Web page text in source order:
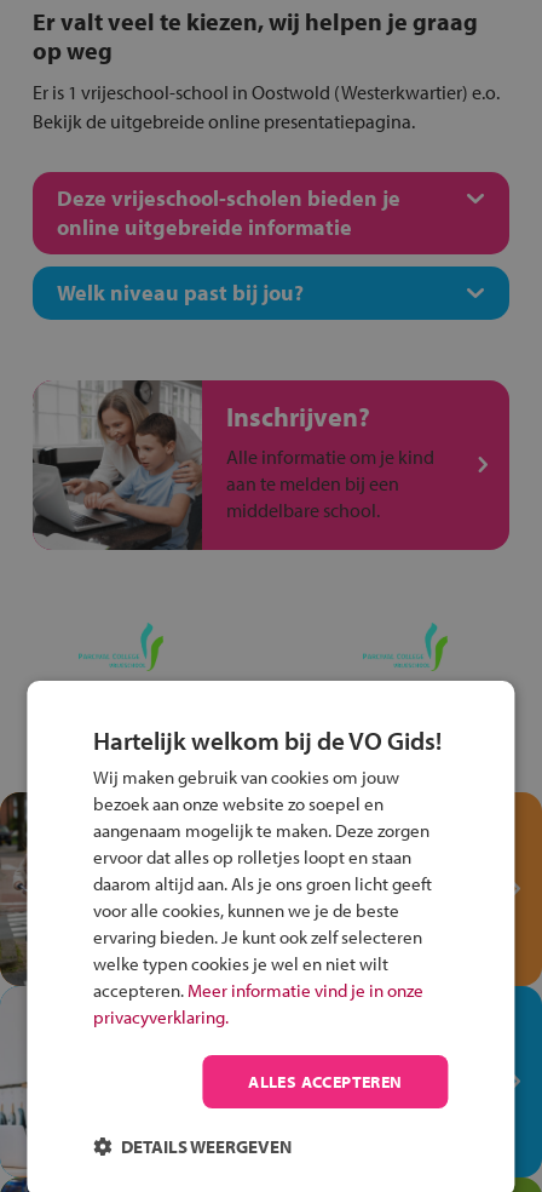
Er valt veel te kiezen, wij helpen je graag
op weg
Er is 1 vrijeschool-school in Oostwold (Westerkwartier) e.o.
Bekijk de uitgebreide online presentatiepagina.
Deze vrijeschool-scholen bieden je
online uitgebreide informatie
Welk niveau past bij jou?
Inschrijven?
Alle informatie om je kind
aan te melden bij een
middelbare school.
Test je kennis met het
Fiets Veilig
Verkeersspel!
Speel het Fiets Veilig Verkeersspel
en win een Cortina-fiets!
In de winkel ben je op je
plek!
Ontdek via het vmbo jouw talent
op de winkelvloer, waar elke dag
anders is!
Hartelijk welkom bij de VO Gids!
Wij maken gebruik van cookies om jouw
bezoek aan onze website zo soepel en
aangenaam mogelijk te maken. Deze zorgen
ervoor dat alles op rolletjes loopt en staan
daarom altijd aan. Als je ons groen licht geeft
voor alle cookies, kunnen we je de beste
ervaring bieden. Je kunt ook zelf selecteren
welke typen cookies je wel en niet wilt
accepteren. Meer informatie vind je in onze
privacyverklaring.
ALLES ACCEPTEREN
DETAILS WEERGEVEN